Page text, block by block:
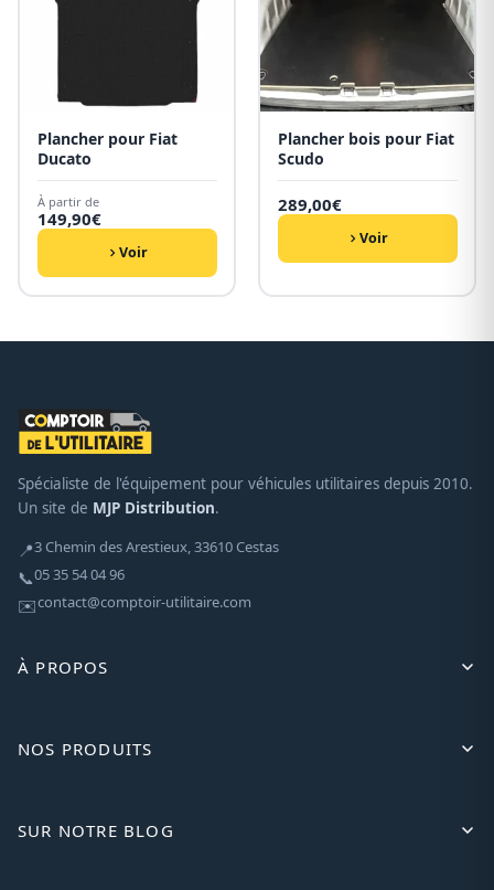
Plancher pour Fiat
Ducato
À partir de
149,90€
Voir
Plancher bois pour Fiat
Scudo
289,00€
Voir
Spécialiste de l'équipement pour véhicules utilitaires depuis 2010.
Un site de MJP Distribution.
📍3 Chemin des Arestieux, 33610 Cestas
📞05 35 54 04 96
✉️contact@comptoir-utilitaire.com
À PROPOS
NOS PRODUITS
SUR NOTRE BLOG